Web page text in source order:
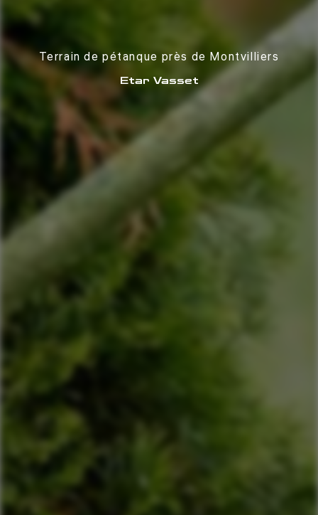
Terrain de pétanque près de Montvilliers
Etar Vasset